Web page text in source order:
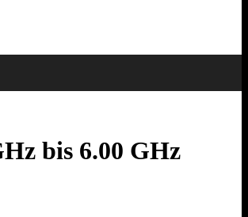
bis 6.00 GHz